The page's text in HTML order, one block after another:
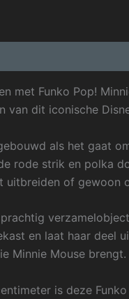
met Funko Pop!
van dit iconische
als het gaat
rode strik en polka
of gewoon
en laat haar deel
Minnie Mouse brengt.
is deze